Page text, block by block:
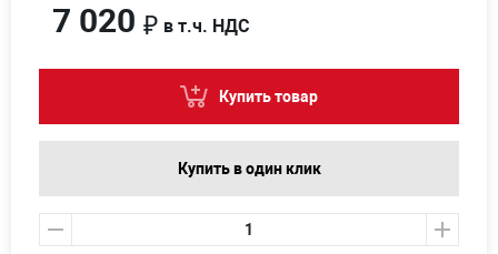
7 020 ₽ в т.ч. НДС
Купить товар
Купить в один клик